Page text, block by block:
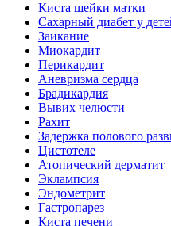
Киста шейки матки
Сахарный диабет у
Заикание
Миокардит
Перикардит
Аневризма сердца
Брадикардия
Вывих челюсти
Рахит
Задержка полового
Цистотеле
Атопический дерматит
Эклампсия
Эндометрит
Гастропарез
Киста печени